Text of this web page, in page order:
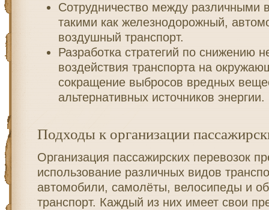
Сотрудничество между различными
такими как железнодорожный,
воздушный транспорт.
Разработка стратегий по снижению
воздействия транспорта на
сокращение выбросов вредных
альтернативных источников энергии.
Подходы к организации
Организация пассажирских перевозок
использование различных видов
автомобили, самолёты, велосипеды и
транспорт. Каждый из них имеет свои